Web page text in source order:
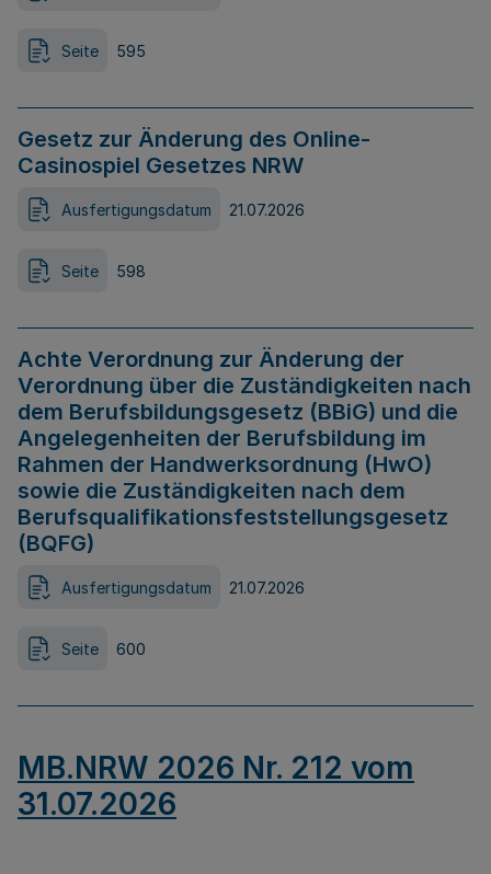
Seite 595
Gesetz zur Änderung des Online-
Casinospiel Gesetzes NRW
Ausfertigungsdatum 21.07.2026
Seite 598
Achte Verordnung zur Änderung der
Verordnung über die Zuständigkeiten nach
dem Berufsbildungsgesetz (BBiG) und die
Angelegenheiten der Berufsbildung im
Rahmen der Handwerksordnung (HwO)
sowie die Zuständigkeiten nach dem
Berufsqualifikationsfeststellungsgesetz
(BQFG)
Ausfertigungsdatum 21.07.2026
Seite 600
MB.NRW 2026 Nr. 212 vom
31.07.2026